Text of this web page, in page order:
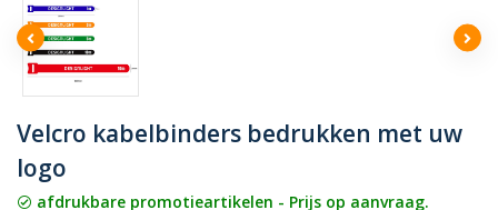
Velcro kabelbinders bedrukken met uw
logo
afdrukbare promotieartikelen - Prijs op aanvraag.